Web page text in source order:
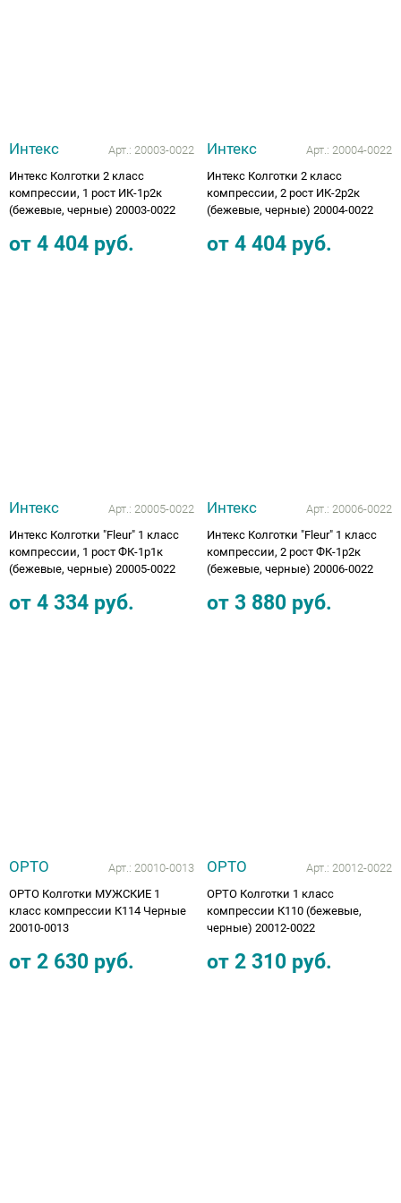
Интекс Арт.: 20003-0022
Интекс Колготки 2 класс
компрессии, 1 рост ИК-1р2к
(бежевые, черные) 20003-0022
от 4 404 руб.
Интекс Арт.: 20004-0022
Интекс Колготки 2 класс
компрессии, 2 рост ИК-2р2к
(бежевые, черные) 20004-0022
от 4 404 руб.
Интекс Арт.: 20005-0022
Интекс Колготки "Fleur" 1 класс
компрессии, 1 рост ФК-1р1к
(бежевые, черные) 20005-0022
от 4 334 руб.
Интекс Арт.: 20006-0022
Интекс Колготки "Fleur" 1 класс
компрессии, 2 рост ФК-1р2к
(бежевые, черные) 20006-0022
от 3 880 руб.
ОРТО Арт.: 20010-0013
ОРТО Колготки МУЖСКИЕ 1
класс компрессии К114 Черные
20010-0013
от 2 630 руб.
ОРТО Арт.: 20012-0022
ОРТО Колготки 1 класс
компрессии К110 (бежевые,
черные) 20012-0022
от 2 310 руб.
Противопролежневые матрасы, подушки
ОПОРЫ, ВЕРТИКАЛИЗАТОРЫ, Оборудование
для ЛФК
Одежда ортопедическая (адаптивная) для